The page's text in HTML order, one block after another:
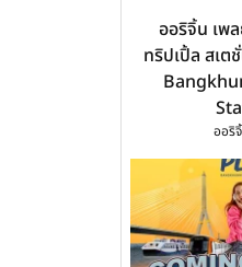
ออริจิ้น เพ
ทริปเปิ้ล สเ
ออริ